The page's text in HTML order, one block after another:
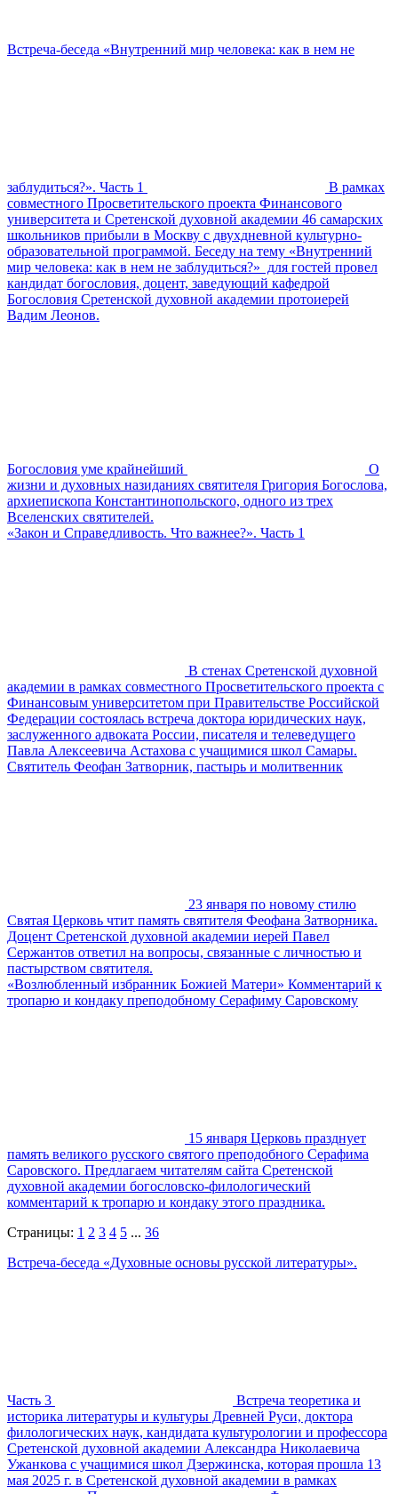
Встреча-беседа «Внутренний мир человека: как в нем не
заблудиться?». Часть 1
В рамках
совместного Просветительского проекта Финансового
университета и Сретенской духовной академии 46 самарских
школьников прибыли в Москву с двухдневной культурно-
образовательной программой. Беседу на тему «Внутренний
мир человека: как в нем не заблудиться?» для гостей провел
кандидат богословия, доцент, заведующий кафедрой
Богословия Сретенской духовной академии протоиерей
Вадим Леонов.
Богословия уме крайнейший
О
жизни и духовных назиданиях святителя Григория Богослова,
архиепископа Константинопольского, одного из трех
Вселенских святителей.
«Закон и Справедливость. Что важнее?». Часть 1
В стенах Сретенской духовной
академии в рамках совместного Просветительского проекта с
Финансовым университетом при Правительстве Российской
Федерации состоялась встреча доктора юридических наук,
заслуженного адвоката России, писателя и телеведущего
Павла Алексеевича Астахова с учащимися школ Самары.
Святитель Феофан Затворник, пастырь и молитвенник
23 января по новому стилю
Святая Церковь чтит память святителя Феофана Затворника.
Доцент Сретенской духовной академии иерей Павел
Сержантов ответил на вопросы, связанные с личностью и
пастырством святителя.
«Возлюбленный избранник Божией Матери» Комментарий к
тропарю и кондаку преподобному Серафиму Саровскому
15 января Церковь празднует
память великого русского святого преподобного Серафима
Саровского. Предлагаем читателям сайта Сретенской
духовной академии богословско-филологический
комментарий к тропарю и кондаку этого праздника.
Страницы: 1 2 3 4 5 ... 36
Встреча-беседа «Духовные основы русской литературы».
Часть 3
Встреча теоретика и
историка литературы и культуры Древней Руси, доктора
филологических наук, кандидата культурологии и профессора
Сретенской духовной академии Александра Николаевича
Ужанкова с учащимися школ Дзержинска, которая прошла 13
мая 2025 г. в Сретенской духовной академии в рамках